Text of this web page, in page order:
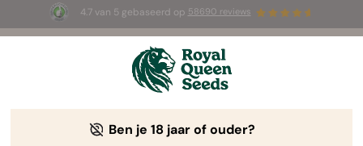
4.7 van 5 gebaseerd op 58690 reviews
☀️ Summer Sales: tot wel 50% korting
op geselecteerde producten! ⏤
Ben je 18 jaar of ouder?